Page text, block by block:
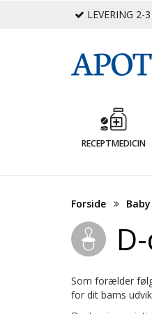
LEVERING 2-
RECEPTMEDICIN
Forside
Som forælder
for dit barns